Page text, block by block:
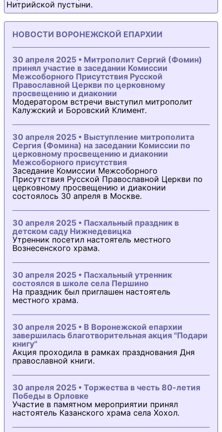
Нитрийской пустыни.
НОВОСТИ ВОРОНЕЖСКОЙ ЕПАРХИИ
30 апреля 2025 • Митрополит Сергий (Фомин)
принял участие в заседании Комиссии
Межсоборного Присутствия Русской
Православной Церкви по церковному
просвещению и диаконии
Модератором встречи выступил митрополит
Калужский и Боровский Климент.
30 апреля 2025 • Выступление митрополита
Сергия (Фомина) на заседании Комиссии по
церковному просвещению и диаконии
Межсоборного присутствия
Заседание Комиссии Межсоборного
Присутствия Русской Православной Церкви по
церковному просвещению и диаконии
состоялось 30 апреля в Москве.
30 апреля 2025 • Пасхальный праздник в
детском саду Нижнедевицка
Утренник посетил настоятель местного
Вознесенского храма.
30 апреля 2025 • Пасхальный утренник
состоялся в школе села Першино
На праздник был приглашен настоятель
местного храма.
30 апреля 2025 • В Воронежской епархии
завершилась благотворительная акция "Подари
книгу"
Акция проходила в рамках празднования Дня
православной книги.
30 апреля 2025 • Торжества в честь 80-летия
Победы в Орловке
Участие в памятном мероприятии принял
настоятель Казанского храма села Хохол.